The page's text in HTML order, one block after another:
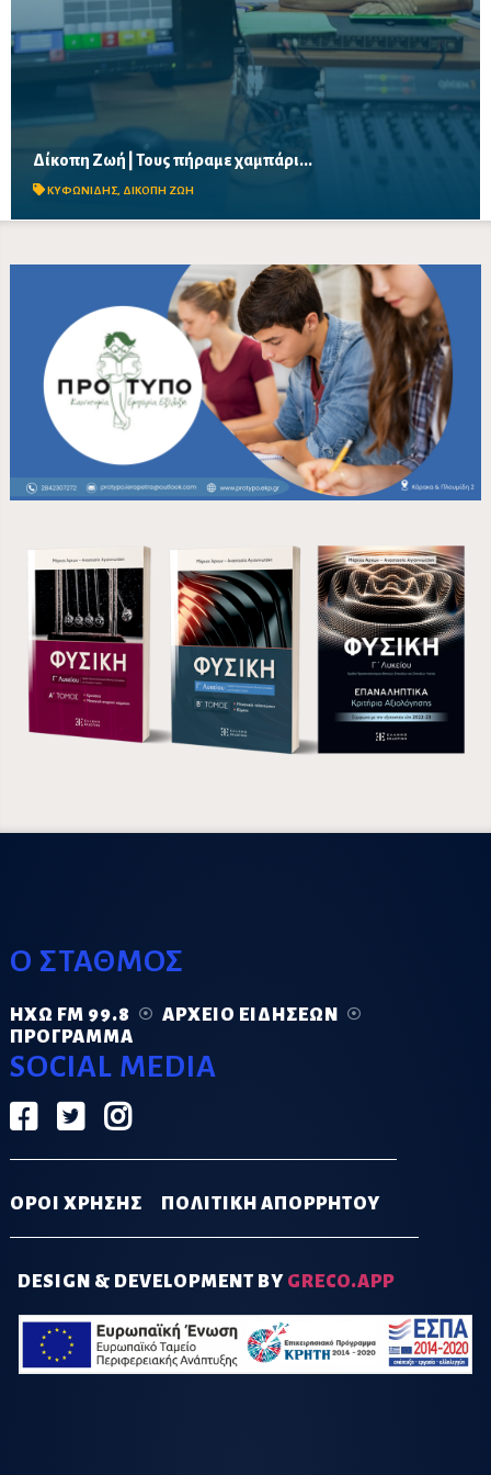
Δίκοπη Ζωή | Τους πήραμε χαμπάρι...
ΚΥΦΩΝΙΔΗΣ, ΔΙΚΟΠΗ ΖΩΗ
Ακούστε εδώ την εκπομπή της 03.014.2024 με τον Νίκο
Κυφωνίδη
Ο ΣΤΑΘΜΟΣ
ΗΧΏ FM 99.8
ΑΡΧΕΊΟ ΕΙΔΉΣΕΩΝ
ΠΡΌΓΡΑΜΜΑ
SOCIAL MEDIA
ΟΡΟΙ ΧΡΗΣΗΣ ΠΟΛΙΤΙΚΗ ΑΠΟΡΡΗΤΟΥ
DESIGN & DEVELOPMENT BY GRECO.APP